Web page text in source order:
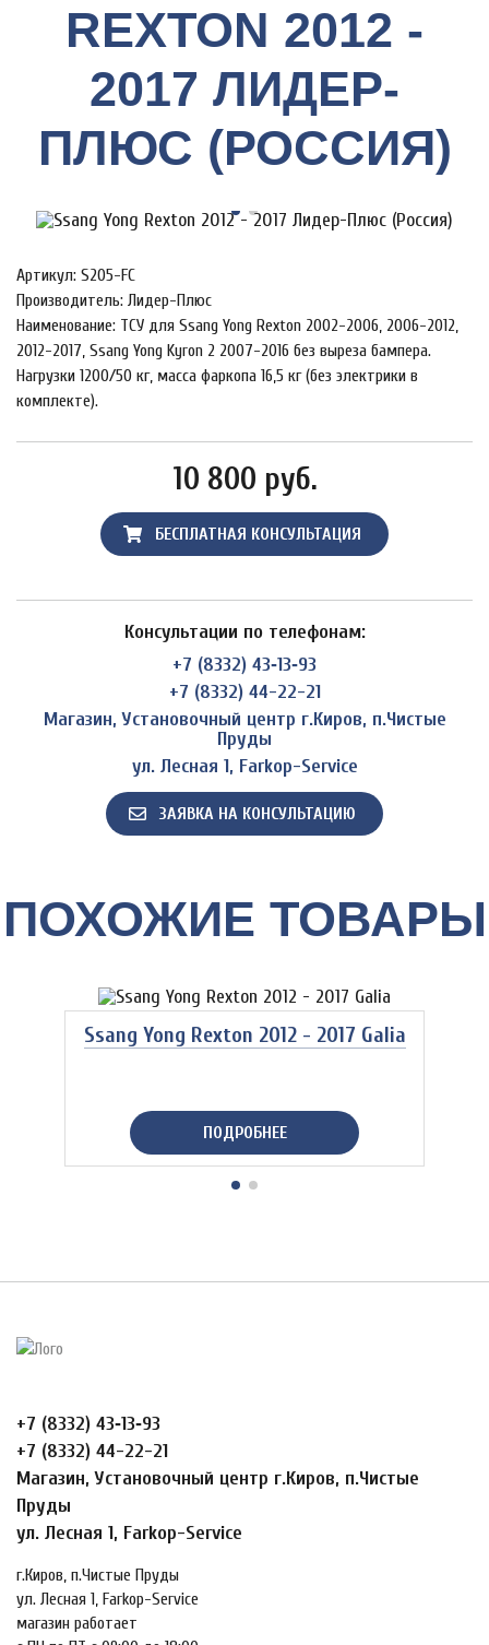
REXTON 2012 -
2017 ЛИДЕР-
ПЛЮС (РОССИЯ)
Артикул: S205-FC
Производитель: Лидер-Плюс
Наименование: ТСУ для Ssang Yong Rexton 2002-2006, 2006-2012,
2012-2017, Ssang Yong Kyron 2 2007-2016 без выреза бампера.
Нагрузки 1200/50 кг, масса фаркопа 16,5 кг (без электрики в
комплекте).
10 800 руб.
БЕСПЛАТНАЯ КОНСУЛЬТАЦИЯ
Консультации по телефонам:
+7 (8332) 43‑13‑93
+7 (8332) 44-22-21
Магазин, Установочный центр г.Киров, п.Чистые
Пруды
ул. Лесная 1, Farkop-Service
ЗАЯВКА НА КОНСУЛЬТАЦИЮ
ПОХОЖИЕ ТОВАРЫ
Ssang Yong Rexton 2012 - 2017 Galia
ПОДРОБНЕЕ
+7 (8332) 43‑13‑93
+7 (8332) 44-22-21
Магазин, Установочный центр г.Киров, п.Чистые
Пруды
ул. Лесная 1, Farkop-Service
г.Киров, п.Чистые Пруды
ул. Лесная 1, Farkop-Service
магазин работает